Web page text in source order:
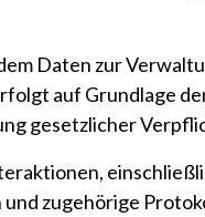
Daten zur
auf Grundlage
gesetzlicher
zugehörige